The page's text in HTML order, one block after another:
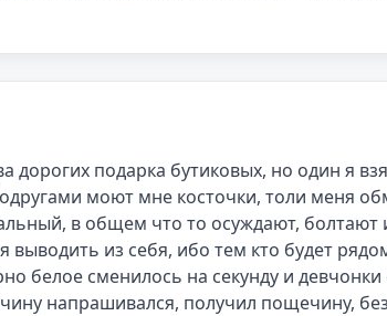
подарка бутиковых, но один я
моют мне косточки, толи меня
в общем что то осуждают, болтают
выводить из себя, ибо тем кто будет
белое сменилось на секунду и
напрашивался, получил пощечину,